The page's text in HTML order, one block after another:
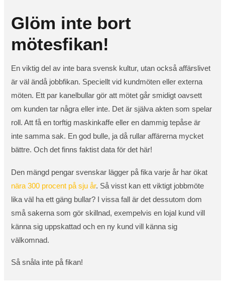
Glöm inte bort
mötesfikan!
En viktig del av inte bara svensk kultur, utan också affärslivet
är väl ändå jobbfikan. Speciellt vid kundmöten eller externa
möten. Ett par kanelbullar gör att mötet går smidigt oavsett
om kunden tar några eller inte. Det är själva akten som spelar
roll. Att få en torftig maskinkaffe eller en dammig tepåse är
inte samma sak. En god bulle, ja då rullar affärerna mycket
bättre. Och det finns faktist data för det här!
Den mängd pengar svenskar lägger på fika varje år har ökat
nära 300 procent på sju år. Så visst kan ett viktigt jobbmöte
lika väl ha ett gäng bullar? I vissa fall är det dessutom dom
små sakerna som gör skillnad, exempelvis en lojal kund vill
känna sig uppskattad och en ny kund vill känna sig
välkomnad.
Så snåla inte på fikan!